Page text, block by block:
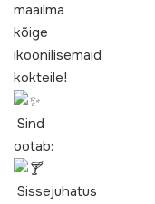
maailma
kõige
ikoonilisemaid
kokteile!
Sind
ootab:
Sissejuhatus